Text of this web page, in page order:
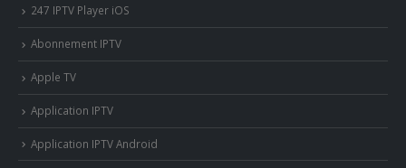
247 IPTV Player iOS
Abonnement IPTV
Apple TV
Application IPTV
Application IPTV Android